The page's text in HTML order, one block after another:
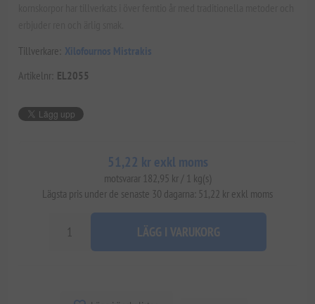
Tillverkare: Xilofournos Mistrakis
Artikelnr: EL2055
51,22 kr exkl moms
motsvarar 182,95 kr / 1 kg(s)
Lägsta pris under de senaste 30 dagarna: 51,22 kr exkl moms
LÄGG I VARUKORG